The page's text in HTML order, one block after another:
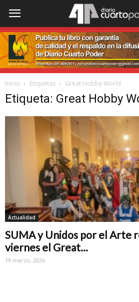
Inicio Etiquetas Great Hobby World
Etiqueta: Great Hobby
Actualidad
SUMA y Unidos por el Arte
viernes el Great...
19 marzo, 2026